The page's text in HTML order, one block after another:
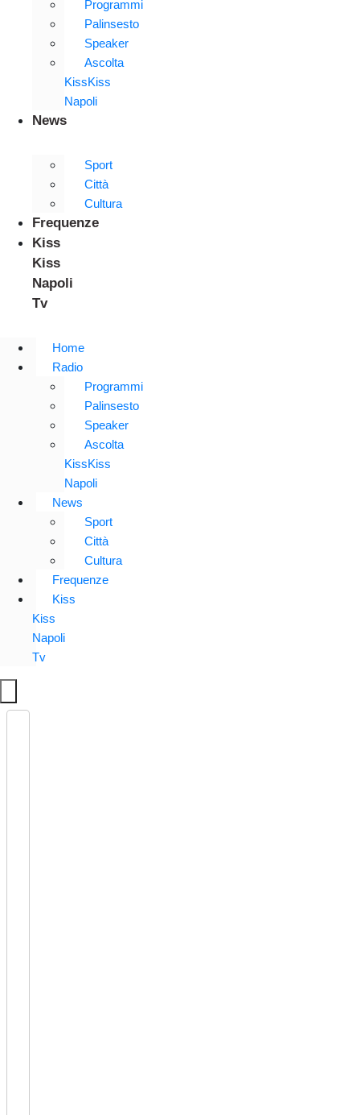
Programmi
Palinsesto
Speaker
Ascolta
KissKiss
Napoli
News
Sport
Città
Cultura
Frequenze
Kiss
Kiss
Napoli
Tv
Home
Radio
Programmi
Palinsesto
Speaker
Ascolta
KissKiss
Napoli
News
Sport
Città
Cultura
Frequenze
Kiss
Kiss
Napoli
Tv